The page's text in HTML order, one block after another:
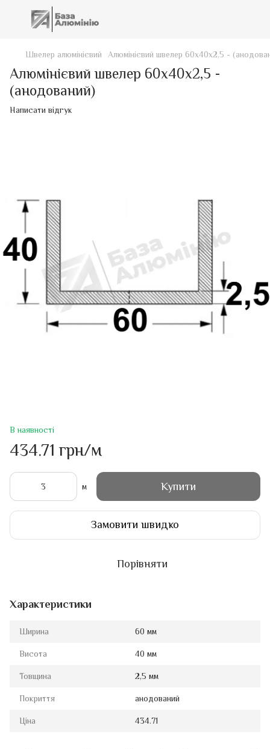
Швелер алюмінієвий Алюмінієвий швелер 60х40х2,5 -
Алюмінієвий швелер 60х40х2,5 -
(анодований)
Написати відгук
В наявності
434.71 грн/м
м Купити
Замовити швидко
Порівняти
Характеристики
Ширина 60 мм
Висота 40 мм
Товщина 2,5 мм
Покриття анодований
Ціна 434.71